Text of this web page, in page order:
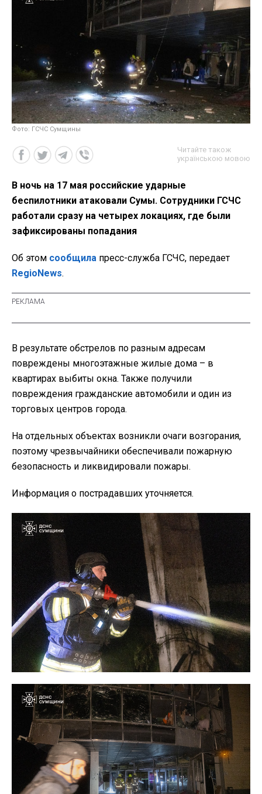
Фото: ГСЧС Сумщины
Читайте також
українською мовою
В ночь на 17 мая российские ударные
беспилотники атаковали Сумы. Сотрудники ГСЧС
работали сразу на четырех локациях, где были
зафиксированы попадания
Об этом сообщила пресс-служба ГСЧС, передает
RegioNews.
В результате обстрелов по разным адресам
повреждены многоэтажные жилые дома – в
квартирах выбиты окна. Также получили
повреждения гражданские автомобили и один из
торговых центров города.
На отдельных объектах возникли очаги возгорания,
поэтому чрезвычайники обеспечивали пожарную
безопасность и ликвидировали пожары.
Информация о пострадавших уточняется.